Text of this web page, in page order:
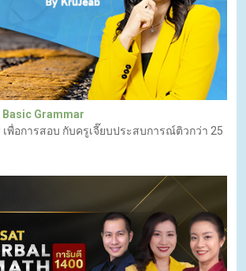
Grammar
เพื่อการสอบ กับครูเจี๊ยบประสบการณ์ติวกว่า 25